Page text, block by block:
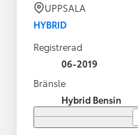
UPPSALA
HYBRID
Registrerad
06-2019
Bränsle
Hybrid Bensin